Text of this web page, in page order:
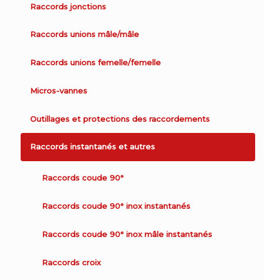
Raccords jonctions
Raccords unions mâle/mâle
Raccords unions femelle/femelle
Micros-vannes
Outillages et protections des raccordements
Raccords instantanés et autres
Raccords coude 90°
Raccords coude 90° inox instantanés
Raccords coude 90° inox mâle instantanés
Raccords croix